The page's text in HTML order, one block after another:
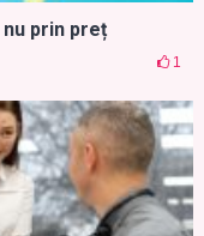
prin preț
1